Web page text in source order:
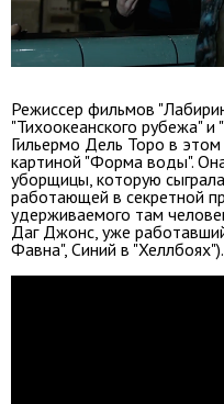
Режиссер фильмов
"Тихоокеанского рубежа" и
Гильермо Дель Торо в
картиной "Форма воды".
уборщицы, которую
работающей в секретной
удерживаемого там
Даг Джонс, уже
Фавна", Синий в "Хеллбоях").